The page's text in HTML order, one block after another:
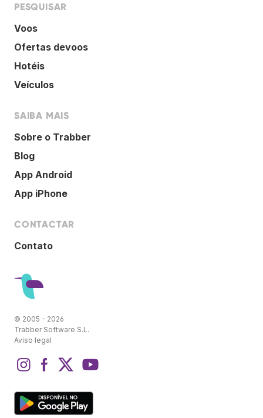
PESQUISAR
Voos
Ofertas devoos
Hotéis
Veículos
SAIBA MAIS
Sobre o Trabber
Blog
App Android
App iPhone
CONTACTAR
Contato
© 2005 - 2026
Trabber Software S.L.
Aviso legal